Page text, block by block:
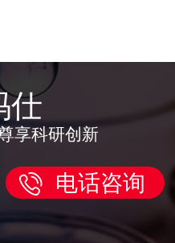
仕
享科研创新
电话咨询